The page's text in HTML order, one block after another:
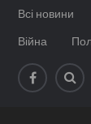
Всі новини
Війна